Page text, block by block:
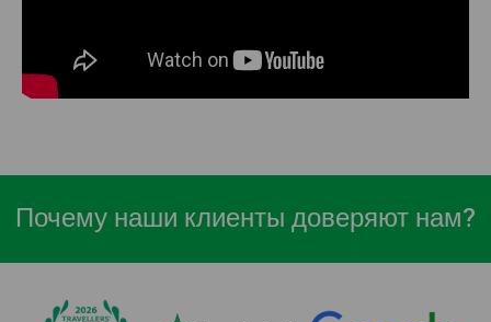
Почему наши клиенты доверяют нам?